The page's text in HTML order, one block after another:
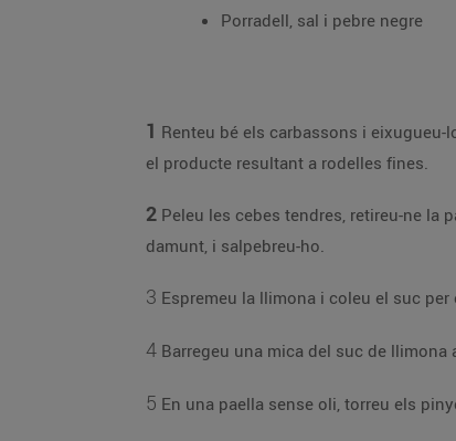
Porradell, sal i pebre negre
1 Renteu bé els carbassons i eixugueu-
el producte resultant a rodelles fines.
2 Peleu les cebes tendres, retireu-ne la
damunt, i salpebreu-ho.
3 Espremeu la llimona i coleu el suc
4 Barregeu una mica del suc de llimona
5 En una paella sense oli, torreu els